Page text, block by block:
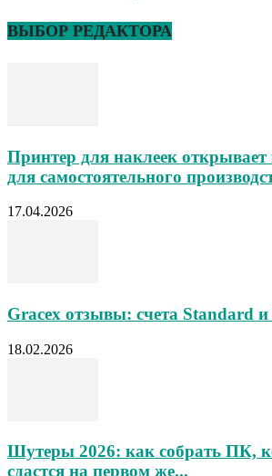
ВЫБОР РЕДАКТОРА
Принтер для наклеек
для самостоятельного
17.04.2026
Gracex отзывы: счета Standard
18.02.2026
Шутеры 2026: как собрать ПК,
сдастся на первом же...